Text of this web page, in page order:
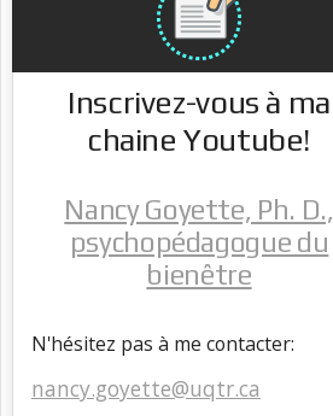
Inscrivez-vous à ma
chaine Youtube!
Nancy Goyette, Ph. D.,
psychopédagogue du
bienêtre
N'hésitez pas à me contacter:
nancy.goyette@uqtr.ca